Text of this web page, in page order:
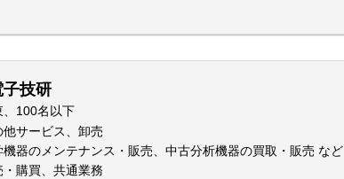
技研
、100名以下
他サービス、卸売
機器のメンテナンス・販売、中古分析機器の買取・販売 など
・購買、共通業務